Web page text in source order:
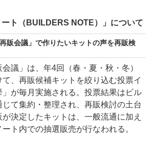
ート（BUILDERS NOTE）」について
販会議」で作りたいキットの声を再販検
議」は、年4回（春・夏・秋・冬）
、再販候補キットを絞り込む投票イ
が毎月実施される。投票結果はビル
じて集約・整理され、再販検討の土台
決定したキットは、一般流通に加え
ト内での抽選販売が行なわれる。